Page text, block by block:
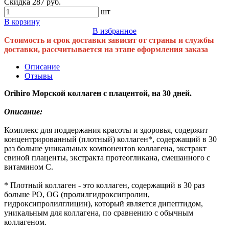
Скидка 287 руб.
шт
В корзину
В избранное
Стоимость и срок доставки зависит от страны и службы
доставки, рассчитывается на этапе оформления заказа
Описание
Отзывы
Orihiro Морской коллаген с плацентой, на 30 дней.
Описание:
Комплекс для поддержания красоты и здоровья, содержит
концентрированный (плотный) коллаген*, содержащий в 30
раз больше уникальных компонентов коллагена, экстракт
свиной плаценты, экстракта протеогликана, смешанного с
витамином С.
* Плотный коллаген - это коллаген, содержащий в 30 раз
больше PO, OG (пролилгидроксипролин,
гидроксипролилглицин), который является дипептидом,
уникальным для коллагена, по сравнению с обычным
коллагеном.